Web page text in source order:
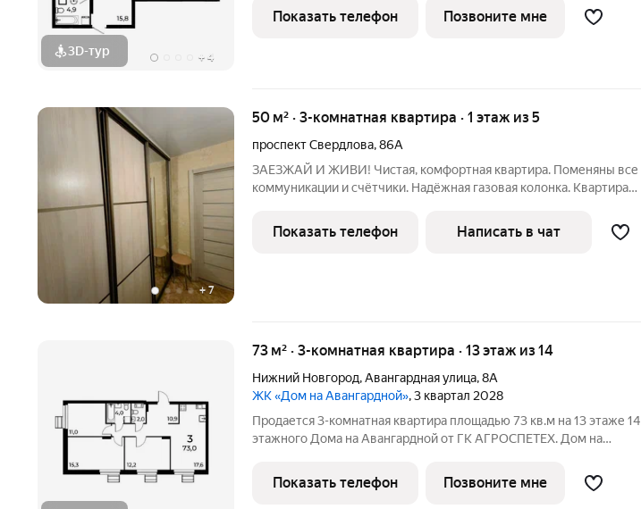
3D-тур + 4
локации Сормовского района Нижнего Новгорода. В окружении
комплекса Сормовский
Показать телефон Позвоните мне
+7
50 м² · 3-комнатная квартира · 1 этаж из 5
проспект Свердлова,86А
ЗАЕЗЖАЙ И ЖИВИ! Чистая, комфортная квартира. Поменяны все
коммуникации и счётчики. Надёжная газовая колонка. Квартира
автомобиля, велосипеды или какую-либо утварь - к Вашему
удобству ДВА
Показать телефон Написать в чат
73 м² · 3-комнатная квартира · 13 этаж из 14
Нижний Новгород,Авангардная улица,8А
ЖК «Дом на Авангардной», 3 квартал 2028
Продается 3-комнатная квартира площадью 73 кв.м на 13 этаже 14
этажного Дома на Авангардной от ГК АГРОСПЕТЕХ. Дом на
идеальное место для вас и вашей семьи! Расположение, которое
решает всё:
Показать телефон Позвоните мне